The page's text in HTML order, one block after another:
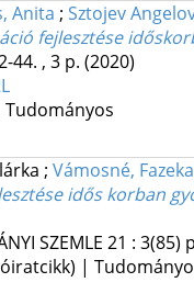
Anita ; Sztojev
fejlesztése
44. , 3 p. (2020)
Tudományos
; Vámosné,
idős korban
SZEMLE 21 : 3(85)
|